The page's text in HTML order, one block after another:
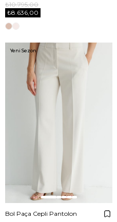
₺8.636,00
₺10.795,00
Bol Paça Cepli Pantolon
Yeni Sezon